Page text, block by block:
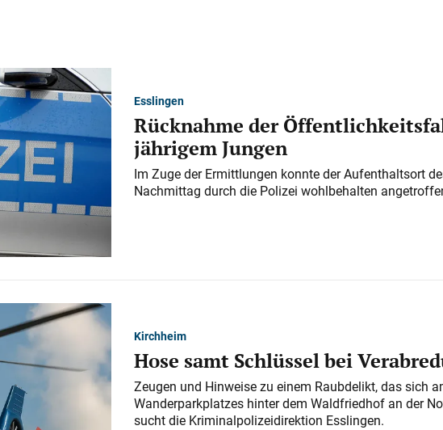
Esslingen
Rücknahme der
jährigem Jungen
Im Zuge der Ermittlungen konnte der Aufenthaltsort
Nachmittag durch die Polizei wohlbehalten
Kirchheim
Hose samt Schlüssel bei
Zeugen und Hinweise zu einem Raubdelikt, das sich
Wanderparkplatzes hinter dem Waldfriedhof an der
sucht die Kriminalpolizeidirektion Esslingen.